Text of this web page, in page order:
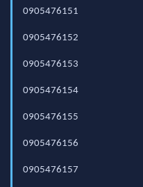
0905476151
0905476152
0905476153
0905476154
0905476155
0905476156
0905476157